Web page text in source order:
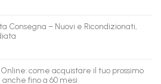
Consegna – Nuovi e Ricondizionati,
come acquistare il tuo prossimo
fino a 60 mesi